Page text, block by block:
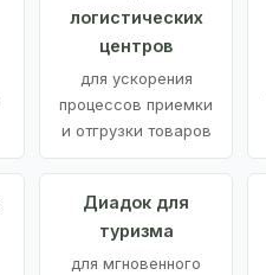
логистических
центров
для ускорения
процессов приемки
и отгрузки товаров
Диадок для
туризма
для мгновенного